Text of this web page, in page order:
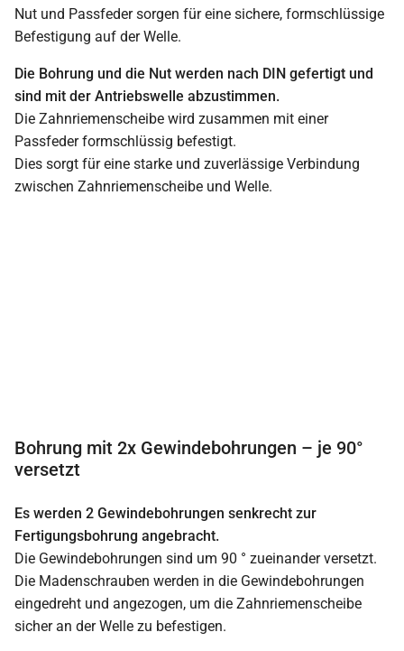
Nut und Passfeder sorgen für eine sichere, formschlüssige
Befestigung auf der Welle.
Die Bohrung und die Nut werden nach DIN gefertigt und
sind mit der Antriebswelle abzustimmen.
Die Zahnriemenscheibe wird zusammen mit einer
Passfeder formschlüssig befestigt.
Dies sorgt für eine starke und zuverlässige Verbindung
zwischen Zahnriemenscheibe und Welle.
Bohrung mit 2x Gewindebohrungen – je 90°
versetzt
Es werden 2 Gewindebohrungen senkrecht zur
Fertigungsbohrung angebracht.
Die Gewindebohrungen sind um 90 ° zueinander versetzt.
Die Madenschrauben werden in die Gewindebohrungen
eingedreht und angezogen, um die Zahnriemenscheibe
sicher an der Welle zu befestigen.